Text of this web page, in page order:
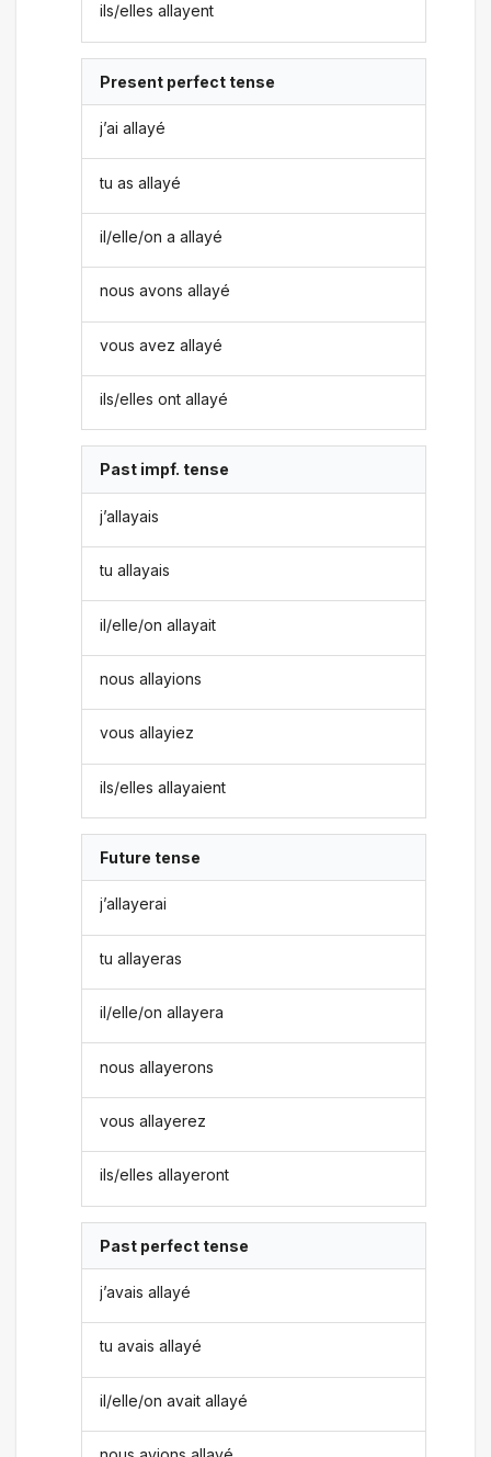
ils/elles allayent
Present perfect tense
j’ai allayé
tu as allayé
il/elle/on a allayé
nous avons allayé
vous avez allayé
ils/elles ont allayé
Past impf. tense
j’allayais
tu allayais
il/elle/on allayait
nous allayions
vous allayiez
ils/elles allayaient
Future tense
j’allayerai
tu allayeras
il/elle/on allayera
nous allayerons
vous allayerez
ils/elles allayeront
Past perfect tense
j’avais allayé
tu avais allayé
il/elle/on avait allayé